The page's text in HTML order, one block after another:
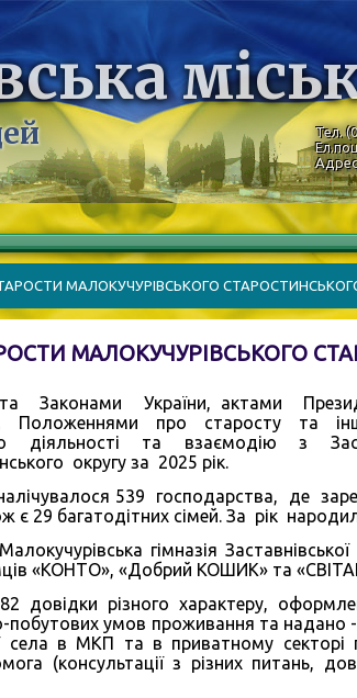
Тел.
МАЛОКУЧУРІВСЬКОГО СТАРОСТИНСЬКОГО
МАЛОКУЧУРІВСЬКОГО
Законами України, актами
Положеннями про старосту та
діяльності та взаємодію з
округу за 2025 рік.
539 господарства, де
є 29 багатодітних сімей. За рік
гімназія
«КОНТО», «Добрий КОШИК» та
довідки різного характеру,
побутових умов проживання та надано
села в МКП та в приватному
(консультації з різних питань,